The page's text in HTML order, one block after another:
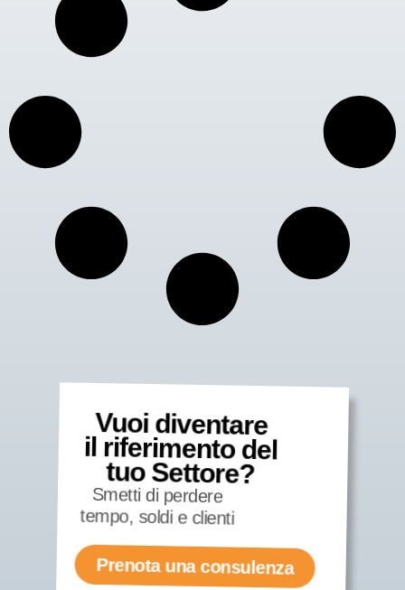
Vuoi diventare
il riferimento del
tuo Settore?
Smetti di perdere
tempo, soldi e clienti
Prenota una consulenza